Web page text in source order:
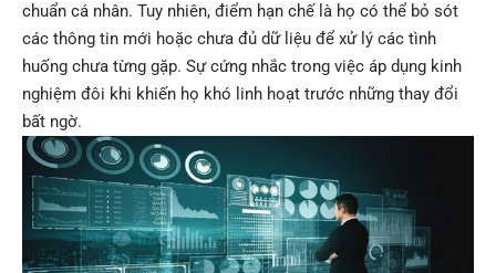
chuẩn cá nhân. Tuy nhiên, điểm hạn chế là họ có thể bỏ sót
các thông tin mới hoặc chưa đủ dữ liệu để xử lý các tình
huống chưa từng gặp. Sự cứng nhắc trong việc áp dụng kinh
nghiệm đôi khi khiến họ khó linh hoạt trước những thay đổi
bất ngờ.